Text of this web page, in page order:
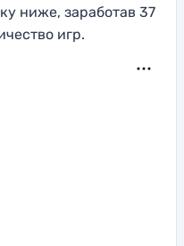
ниже, заработав 37
игр.